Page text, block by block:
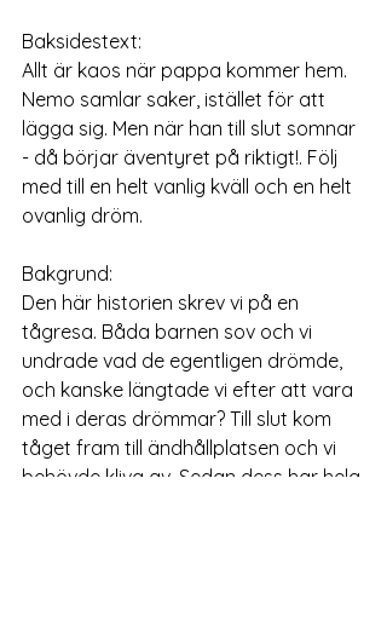
Baksidestext:
Allt är kaos när pappa kommer hem.
Nemo samlar saker, istället för att
lägga sig. Men när han till slut somnar
- då börjar äventyret på riktigt!. Följ
med till en helt vanlig kväll och en helt
ovanlig dröm.
Bakgrund:
Den här historien skrev vi på en
tågresa. Båda barnen sov och vi
undrade vad de egentligen drömde,
och kanske längtade vi efter att vara
med i deras drömmar? Till slut kom
tåget fram till ändhållplatsen och vi
behövde kliva av. Sedan dess har hela